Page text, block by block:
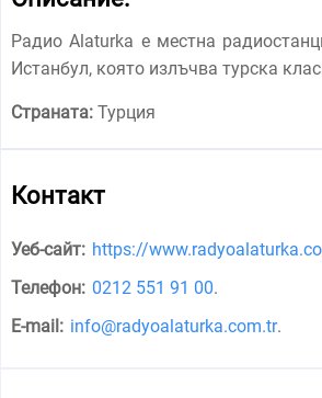
Радио Alaturka е местна
Истанбул, която излъчва турска
Страната: Турция
Контакт
Уеб-сайт: https://
Телефон: 0212 551 91 00.
E-mail: info@radyoalaturka.com.tr.